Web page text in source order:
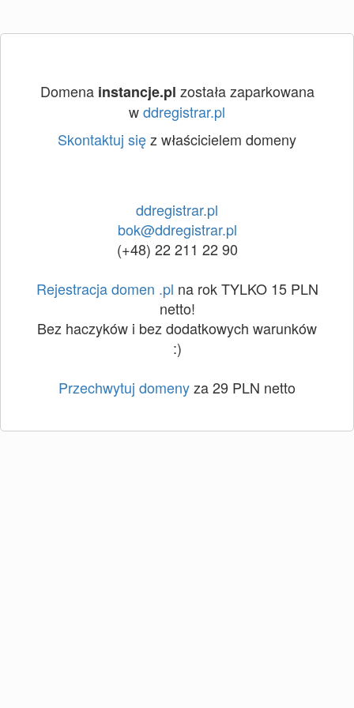
Domena instancje.pl została zaparkowana
wddregistrar.pl
Skontaktuj sięz właścicielem domeny
ddregistrar.pl
bok@ddregistrar.pl
(+48) 22 211 22 90
Rejestracja domen .pl na rok TYLKO 15 PLN
netto!
Bez haczyków i bez dodatkowych warunków
:)
Przechwytuj domenyza 29 PLN netto